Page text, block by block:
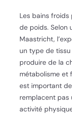
Les bains
de poids. Selon
Maastricht,
un type de
produire de la
métabolisme et
est important
remplacent pas
activité